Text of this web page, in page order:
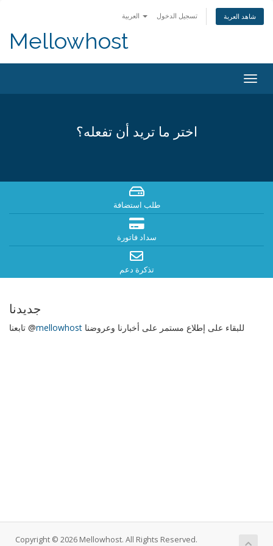
تسجيل الدخول شاهد العربة
Mellowhost
اختر ما تريد أن تفعله؟
طلب استضافة
سداد فاتورة
تذكرة دعم
جديدنا
تابعنا @mellowhost للبقاء على إطلاع مستمر على أخبارنا وعروضنا
Copyright © 2026 Mellowhost. All Rights Reserved.